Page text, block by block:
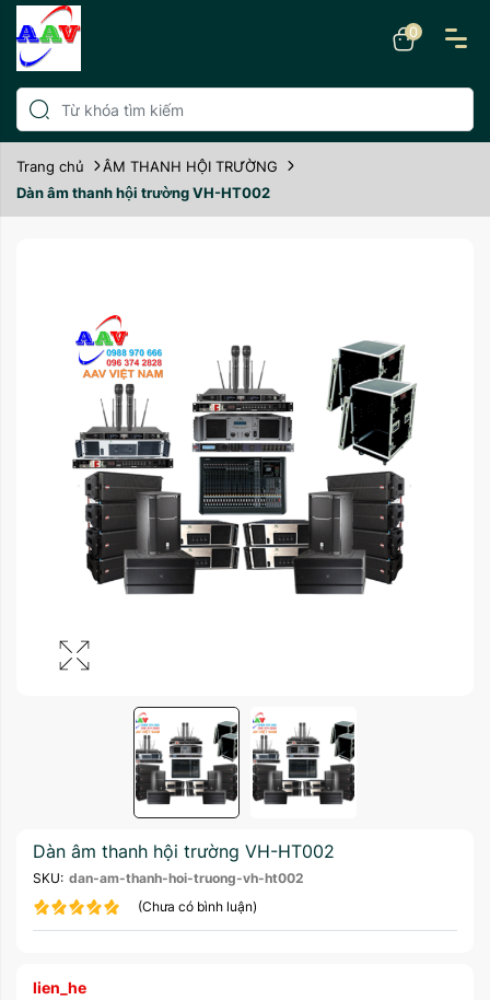
0
Trang chủ
ÂM THANH HỘI TRƯỜNG
Dàn âm thanh hội trường VH-HT002
Dàn âm thanh hội trường VH-HT002
SKU: dan-am-thanh-hoi-truong-vh-ht002
(Chưa có bình luận)
lien_he